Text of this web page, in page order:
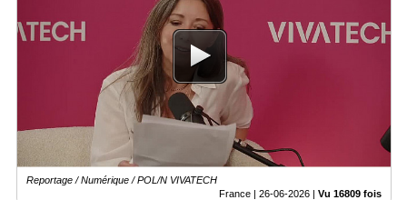
Reportage / Numérique / POL/N VIVATECH
France | 26-06-2026 | Vu 16809 fois